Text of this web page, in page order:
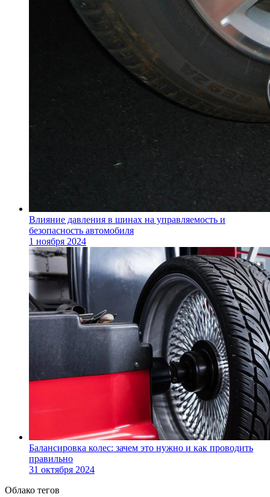
Влияние давления в шинах на управляемость и
безопасность автомобиля
1 ноября 2024
Балансировка колес: зачем это нужно и как проводить
правильно
31 октября 2024
Облако тегов